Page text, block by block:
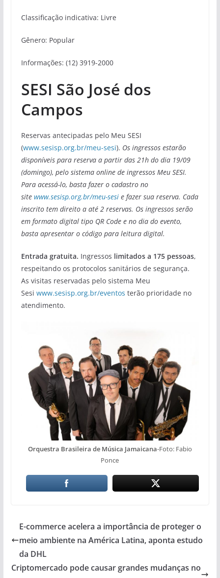
Classificação indicativa: Livre
Gênero: Popular
Informações: (12) 3919-2000
SESI São José dos
Campos
Reservas antecipadas pelo Meu SESI
(www.sesisp.org.br/meu-sesi). Os ingressos estarão
disponíveis para reserva a partir das 21h do dia 19/09
(domingo), pelo sistema online de ingressos Meu SESI.
Para acessá-lo, basta fazer o cadastro no
site www.sesisp.org.br/meu-sesie fazer sua reserva. Cada
inscrito tem direito a até 2 reservas. Os ingressos serão
em formato digital tipo QR Code e no dia do evento,
basta apresentar o código para leitura digital.
Entrada gratuita. Ingressos limitados a 175 pessoas,
respeitando os protocolos sanitários de segurança.
As visitas reservadas pelo sistema Meu
Sesi www.sesisp.org.br/eventos terão prioridade no
atendimento.
Orquestra Brasileira de Música Jamaicana-Foto: Fabio
Ponce
E-commerce acelera a importância de proteger o
meio ambiente na América Latina, aponta estudo
da DHL
Criptomercado pode causar grandes mudanças no